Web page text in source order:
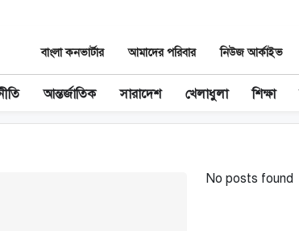
বাংলা কনভার্টার আমাদের পরিবার নিউজ আর্কাইভ
আন্তর্জাতিক সারাদেশ খেলাধুলা শিক্ষা
No posts found